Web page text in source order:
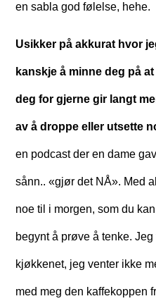
en sabla god følelse, hehe.
Usikker på akkurat hvor
kanskje å minne deg på
deg for gjerne gir langt
av å droppe eller utsette
en podcast der en dame
sånn.. «gjør det NÅ». Med
noe til i morgen, som du
begynt å prøve å tenke.
kjøkkenet, jeg venter ikke
med meg den kaffekoppen